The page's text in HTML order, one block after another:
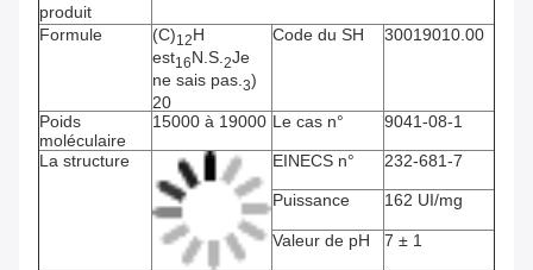
produit
Formule (C)12H
est16N.S.2Je
ne sais pas. 3)
20
Code du SH 30019010.00
Poids
moléculaire
15000 à 19000 Le cas n° 9041-08-1
La structure EINECS n° 232-681-7
Puissance 162 UI/mg
Valeur de pH 7 ± 1